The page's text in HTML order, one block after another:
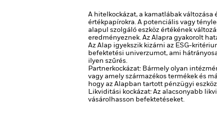
A hitelkockázat, a kamatlábak
értékpapírokra. A potenciális vagy
alapul szolgáló eszköz értékének
eredményeznek. Az Alapra gyakorolt
Az Alap igyekszik kizárni az ESG-
befektetési univerzumot, ami
ilyen szűrés.
Partnerkockázat: Bármely olyan
vagy amely származékos termékek és
hogy az Alapban tartott pénzügyi
Likviditási kockázat: Az alacsonyabb
vásárolhasson befektetéseket.